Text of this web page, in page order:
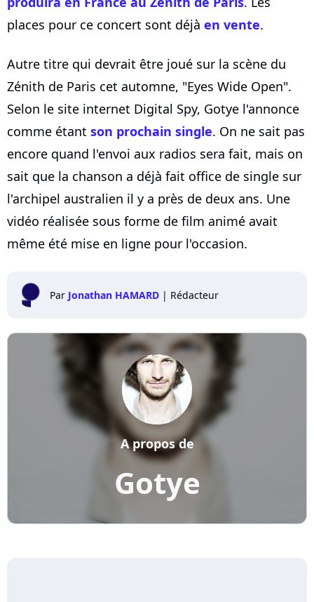
places pour ce concert sont déjà en vente.
Autre titre qui devrait être joué sur la scène du
Zénith de Paris cet automne, "Eyes Wide Open".
Selon le site internet Digital Spy, Gotye l'annonce
comme étant son prochain single. On ne sait pas
encore quand l'envoi aux radios sera fait, mais on
sait que la chanson a déjà fait office de single sur
l'archipel australien il y a près de deux ans. Une
vidéo réalisée sous forme de film animé avait
même été mise en ligne pour l'occasion.
Par Jonathan HAMARD | Rédacteur
Gotye
A propos de